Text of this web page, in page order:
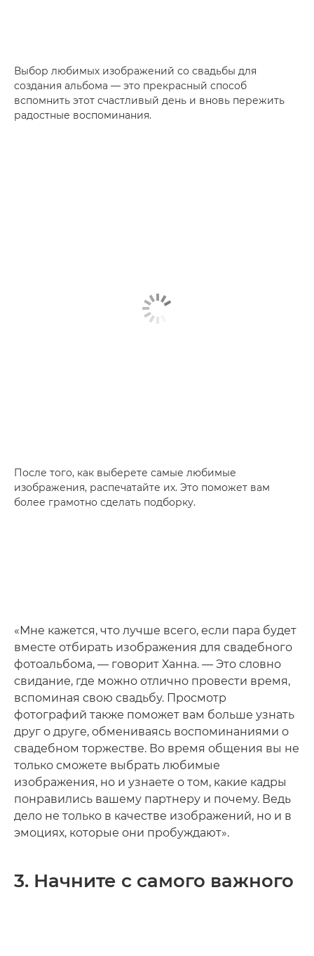
Выбор любимых изображений со свадьбы для
создания альбома — это прекрасный способ
вспомнить этот счастливый день и вновь пережить
радостные воспоминания.
После того, как выберете самые любимые
изображения, распечатайте их. Это поможет вам
более грамотно сделать подборку.
«Мне кажется, что лучше всего, если пара будет
вместе отбирать изображения для свадебного
фотоальбома, — говорит Ханна. — Это словно
свидание, где можно отлично провести время,
вспоминая свою свадьбу. Просмотр
фотографий также поможет вам больше узнать
друг о друге, обмениваясь воспоминаниями о
свадебном торжестве. Во время общения вы не
только сможете выбрать любимые
изображения, но и узнаете о том, какие кадры
понравились вашему партнеру и почему. Ведь
дело не только в качестве изображений, но и в
эмоциях, которые они пробуждают».
3. Начните с самого важного